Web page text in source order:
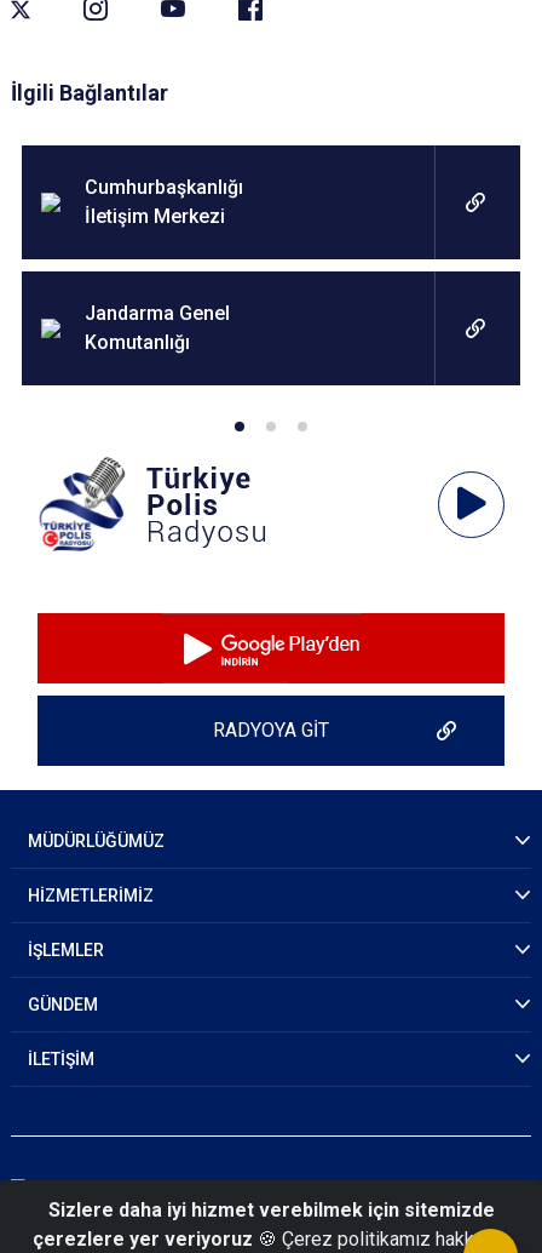
İlgili Bağlantılar
Cumhurbaşkanlığı
İletişim Merkezi
Jandarma Genel
Komutanlığı
Ses
Oynatıcı
RADYOYA GİT
MÜDÜRLÜĞÜMÜZ
HİZMETLERİMİZ
İŞLEMLER
GÜNDEM
İLETİŞİM
© 2026 Malatya Emniyet Müdürlüğü
Sizlere daha iyi hizmet verebilmek için sitemizde
çerezlere yer veriyoruz 🍪 Çerez politikamız hakkında